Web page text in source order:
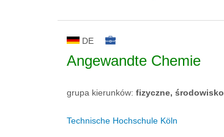
DE
Angewandte Chemie
grupa kierunków: fizyczne, środowisko
Technische Hochschule Köln